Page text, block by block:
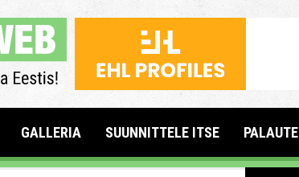
GALLERIA SUUNNITTELE ITSE PALAUTE